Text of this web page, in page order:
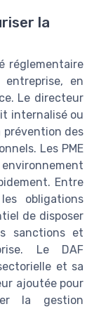
la
réglementaire
en
Le directeur
internalisé ou
prévention des
Les PME
Entre
obligations
de disposer
sanctions et
Le DAF
et sa
ajoutée pour
la gestion